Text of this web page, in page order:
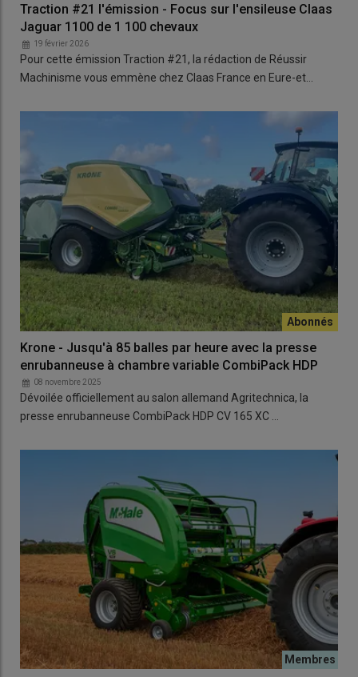
Traction #21 l'émission - Focus sur l'ensileuse Claas
Jaguar 1100 de 1 100 chevaux
19 février 2026
Pour cette émission Traction #21, la rédaction de Réussir
Machinisme vous emmène chez Claas France en Eure-et…
Krone - Jusqu'à 85 balles par heure avec la presse
enrubanneuse à chambre variable CombiPack HDP
08 novembre 2025
Dévoilée officiellement au salon allemand Agritechnica, la
presse enrubanneuse CombiPack HDP CV 165 XC …